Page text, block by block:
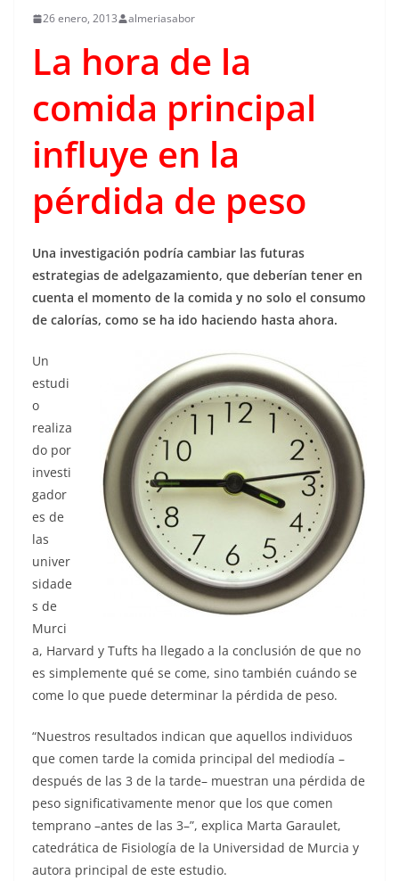
26 enero, 2013 almeriasabor
La hora de la
comida principal
influye en la
pérdida de peso
Una investigación podría cambiar las futuras
estrategias de adelgazamiento, que deberían tener en
cuenta el momento de la comida y no solo el consumo
de calorías, como se ha ido haciendo hasta ahora.
Un
estudi
o
realiza
do por
investi
gador
es de
las
univer
sidade
s de
Murci
a, Harvard y Tufts ha llegado a la conclusión de que no
es simplemente qué se come, sino también cuándo se
come lo que puede determinar la pérdida de peso.
“Nuestros resultados indican que aquellos individuos
que comen tarde la comida principal del mediodía –
después de las 3 de la tarde– muestran una pérdida de
peso significativamente menor que los que comen
temprano –antes de las 3–”, explica Marta Garaulet,
catedrática de Fisiología de la Universidad de Murcia y
autora principal de este estudio.